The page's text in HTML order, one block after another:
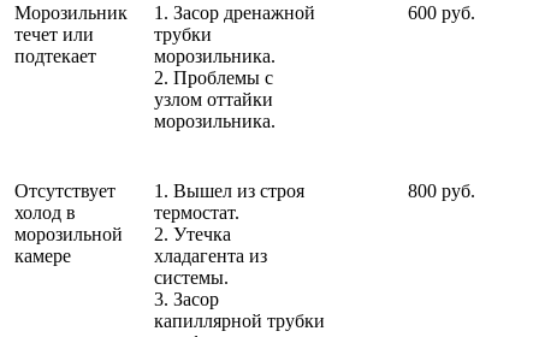
Морозильник
течет или
подтекает
1. Засор дренажной
трубки
морозильника.
2. Проблемы с
узлом оттайки
морозильника.
600 руб.
Отсутствует
холод в
морозильной
камере
1. Вышел из строя
термостат.
2. Утечка
хладагента из
системы.
3. Засор
капиллярной трубки
800 руб.